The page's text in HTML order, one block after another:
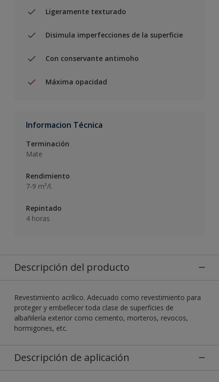
Ligeramente texturado
Disimula imperfecciones de la superficie
Con conservante antimoho
Máxima opacidad
Informacion Técnica
Terminación
Mate
Rendimiento
7-9 m²/l.
Repintado
4 horas
Descripción del producto
Revestimiento acrílico. Adecuado como revestimiento para
proteger y embellecer toda clase de superficies de
albañilería exterior como cemento, morteros, revocos,
hormigones, etc.
Descripción de aplicación